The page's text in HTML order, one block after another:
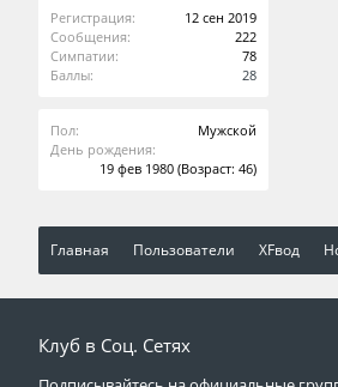
Регистрация:
12 сен 2019
Сообщения:
222
Симпатии:
78
Баллы:
28
Пол:
Мужской
День рождения:
19 фев 1980 (Возраст: 46)
Главная Пользователи XFвод
Клуб в Соц. Сетях